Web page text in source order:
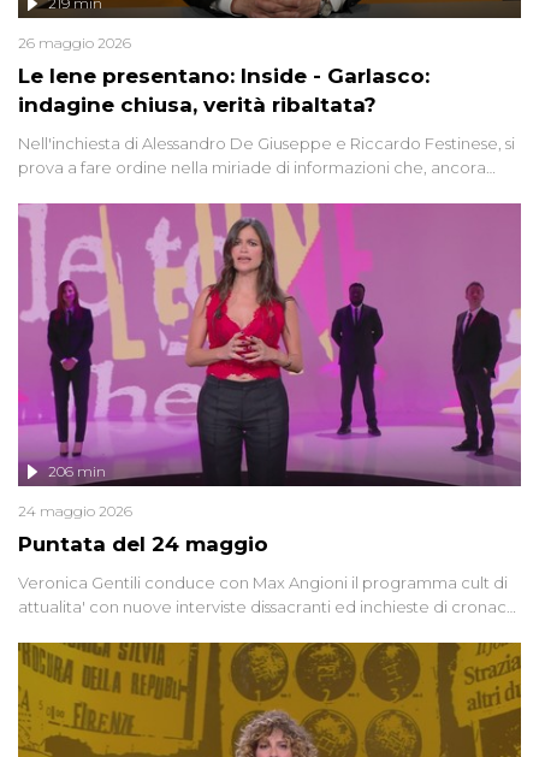
Le Iene presentano: Inside - Garlasco:
indagine chiusa, verità ribaltata?
26 maggio 2026
Nell'inchiesta di Alessandro De Giuseppe e Riccardo Festinese, si
prova a fare ordine nella miriade di informazioni che, ancora
giudiziarie più discusse degli ultimi anni. Lo speciale ricostruisce la
vicenda mettendo in fila testimonianze, errori, dettagli
controversi e i protagonisti di un'indagine che sembra non avere
fine.
Puntata del 24 maggio
206 min
24 maggio 2026
Veronica Gentili conduce con Max Angioni il programma cult di
attualita' con nuove interviste dissacranti ed inchieste di cronaca